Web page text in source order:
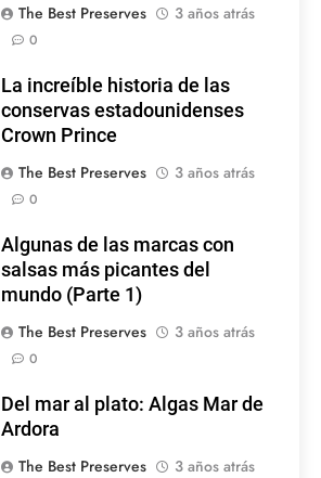
The Best Preserves
3 años atrás
0
La increíble historia de las
conservas estadounidenses
Crown Prince
The Best Preserves
3 años atrás
0
Algunas de las marcas con
salsas más picantes del
mundo (Parte 1)
The Best Preserves
3 años atrás
0
Del mar al plato: Algas Mar de
Ardora
The Best Preserves
3 años atrás